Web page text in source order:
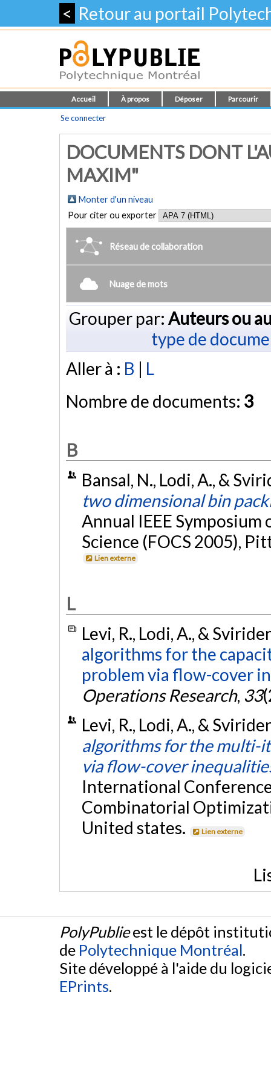
< Retour au portail
Accueil À propos Déposer Parcourir
Se connecter
DOCUMENTS DONT
MAXIM"
Monter d'un niveau
Pour citer ou exporter
Réseau de collaboration
Nuage de mots
Grouper par: Auteurs ou
type de
Aller à : B | L
Nombre de documents: 3
B
Bansal, N., Lodi, A., &
two dimensional bin
Annual IEEE
Science (FOCS 2005),
Lien externe
L
Levi, R., Lodi, A., &
algorithms for the
problem via flow-cover
Operations Research, 33
Levi, R., Lodi, A., &
algorithms for the multi-
via flow-cover
International
Combinatorial
United states.
Lien externe
PolyPublieest le dépôt
de Polytechnique Montréal.
Site développé à l'aide du
EPrints.